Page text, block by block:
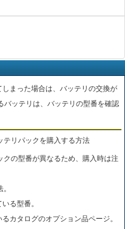
まった場合は、バッテリの交換が
バッテリは、バッテリの型番を確認
テリパックを購入する方法
の型番が異なるため、購入時は注
る型番。
カタログのオプション品ページ。